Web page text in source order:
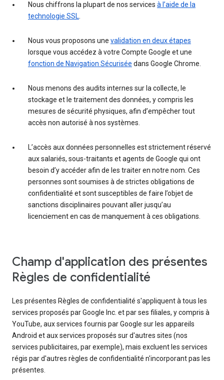
Nous chiffrons la plupart de nos services à l’aide de la
technologie SSL.
Nous vous proposons une validation en deux étapes
lorsque vous accédez à votre Compte Google et une
fonction de Navigation Sécurisée dans Google Chrome.
Nous menons des audits internes sur la collecte, le
stockage et le traitement des données, y compris les
mesures de sécurité physiques, afin d’empêcher tout
accès non autorisé à nos systèmes.
L’accès aux données personnelles est strictement réservé
aux salariés, sous-traitants et agents de Google qui ont
besoin d’y accéder afin de les traiter en notre nom. Ces
personnes sont soumises à de strictes obligations de
confidentialité et sont susceptibles de faire l’objet de
sanctions disciplinaires pouvant aller jusqu’au
licenciement en cas de manquement à ces obligations.
Champ d'application des présentes
Règles de confidentialité
Les présentes Règles de confidentialité s'appliquent à tous les
services proposés par Google Inc. et par ses filiales, y compris à
YouTube, aux services fournis par Google sur les appareils
Android et aux services proposés sur d'autres sites (nos
services publicitaires, par exemple), mais excluent les services
régis par d'autres règles de confidentialité n'incorporant pas les
présentes.